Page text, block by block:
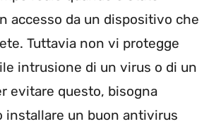
accesso da un dispositivo che
Tuttavia non vi protegge
intrusione di un virus o di un
evitare questo, bisogna
installare un buon antivirus